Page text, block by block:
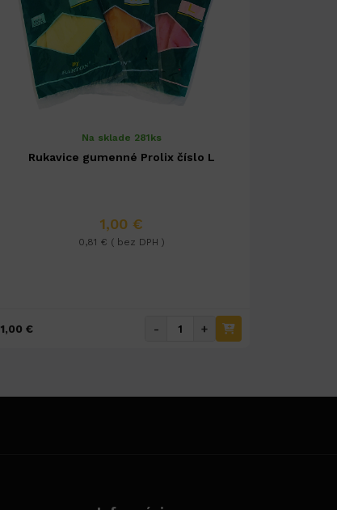
Na sklade 281ks
Rukavice gumenné Prolix číslo L
1,00 €
0,81 € ( bez DPH )
1,00 € - +